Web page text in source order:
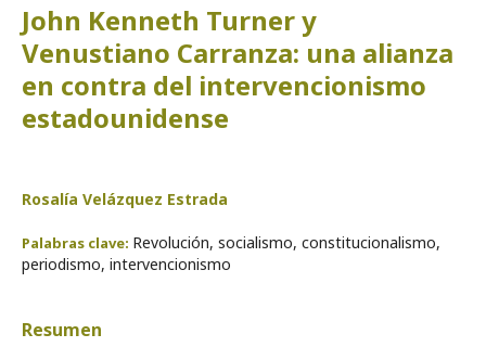
John Kenneth Turner y
Venustiano Carranza: una alianza
en contra del intervencionismo
estadounidense
Rosalía Velázquez Estrada
Palabras clave: Revolución, socialismo, constitucionalismo,
periodismo, intervencionismo
Resumen